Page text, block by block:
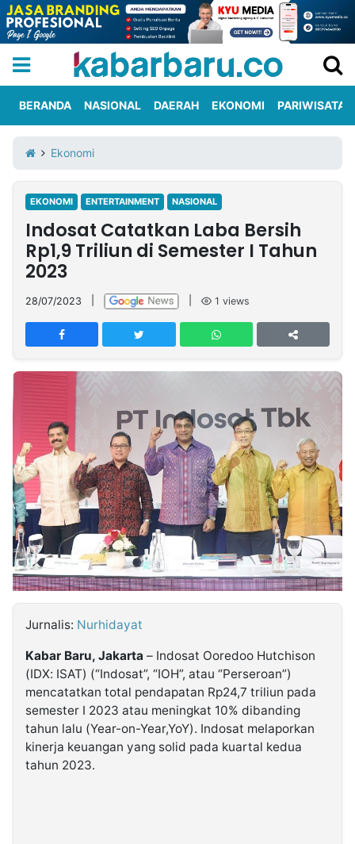
Iklan
Berita
Kami
Nasional
International
Olahraga
Entertainment
Daerah
Pariwisata
Kuliner
Kolom
Network
PT
TREETAN
INDONESIA
Partner
Insight
NTB
Suara
Time
Lens
IDN
Daily
Jogja
Jalan
Rakyat
Idealita
News
Kita
Notice
Dinamikapost.com
Radar
Baru
Seedbacklink
Follow
Kabarbaru
Kabarbaru.co
BERANDA NASIONAL DAERAH EKONOMI PARIWISATA
Ekonomi
EKONOMI ENTERTAINMENT NASIONAL
Indosat Catatkan Laba Bersih
Rp1,9 Triliun di Semester I Tahun
2023
28/07/2023 1 views
Jurnalis: Nurhidayat
Kabar Baru, Jakarta – Indosat Ooredoo Hutchison
(IDX: ISAT) (“Indosat”, “IOH”, atau “Perseroan”)
mencatatkan total pendapatan Rp24,7 triliun pada
semester I 2023 atau meningkat 10% dibanding
tahun lalu (Year-on-Year,YoY). Indosat melaporkan
kinerja keuangan yang solid pada kuartal kedua
tahun 2023.